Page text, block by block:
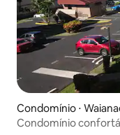
Condomínio ⋅
Condomínio